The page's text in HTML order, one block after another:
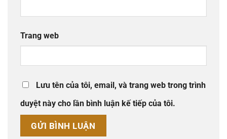
Trang web
Lưu tên của tôi, email, và trang web trong trình
duyệt này cho lần bình luận kế tiếp của tôi.